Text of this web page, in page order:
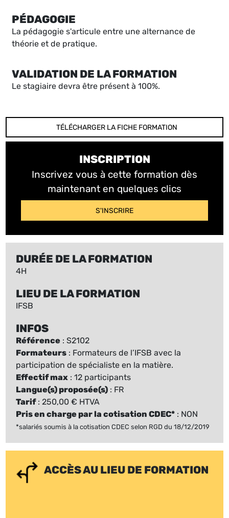
PÉDAGOGIE
La pédagogie s'articule entre une alternance de
théorie et de pratique.
VALIDATION DE LA FORMATION
Le stagiaire devra être présent à 100%.
TÉLÉCHARGER LA FICHE FORMATION
INSCRIPTION
Inscrivez vous à cette formation dès
maintenant en quelques clics
S'INSCRIRE
DURÉE DE LA FORMATION
4H
LIEU DE LA FORMATION
IFSB
INFOS
Référence : S2102
Formateurs : Formateurs de l’IFSB avec la
participation de spécialiste en la matière.
Effectif max : 12 participants
Langue(s) proposée(s) : FR
Tarif: 250,00 € HTVA
Pris en charge par la cotisation CDEC* : NON
*salariés soumis à la cotisation CDEC selon RGD du 18/12/2019
ACCÈS AU LIEU DE FORMATION